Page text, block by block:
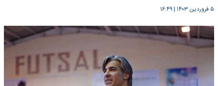
۵ فروردین ۱۴۰۳ |۱۶:۴۹